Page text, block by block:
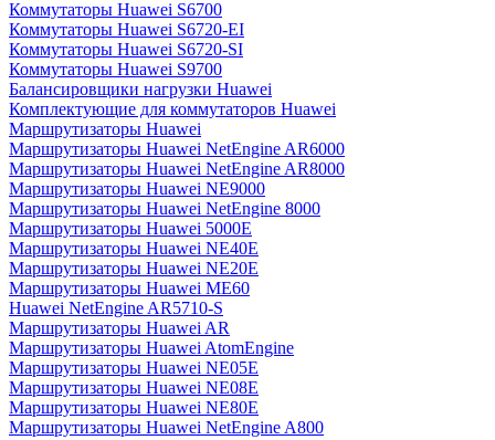
Коммутаторы Huawei S6700
Коммутаторы Huawei S6720-EI
Коммутаторы Huawei S6720-SI
Коммутаторы Huawei S9700
Балансировщики нагрузки Huawei
Комплектующие для коммутаторов Huawei
Маршрутизаторы Huawei
Маршрутизаторы Huawei NetEngine AR6000
Маршрутизаторы Huawei NetEngine AR8000
Маршрутизаторы Huawei NE9000
Маршрутизаторы Huawei NetEngine 8000
Маршрутизаторы Huawei 5000E
Маршрутизаторы Huawei NE40E
Маршрутизаторы Huawei NE20E
Маршрутизаторы Huawei ME60
Huawei NetEngine AR5710-S
Маршрутизаторы Huawei AR
Маршрутизаторы Huawei AtomEngine
Маршрутизаторы Huawei NE05E
Маршрутизаторы Huawei NE08E
Маршрутизаторы Huawei NE80E
Маршрутизаторы Huawei NetEngine A800